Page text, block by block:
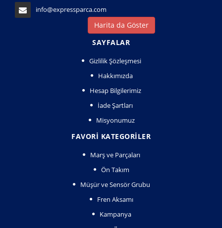
info@expressparca.com
Harita da Göster
SAYFALAR
Gizlilik Şözleşmesi
Hakkımızda
Hesap Bilgilerimiz
İade Şartları
Misyonumuz
FAVORI KATEGORILER
Marş ve Parçaları
Ön Takım
Müşür ve Sensör Grubu
Fren Aksamı
Kampanya